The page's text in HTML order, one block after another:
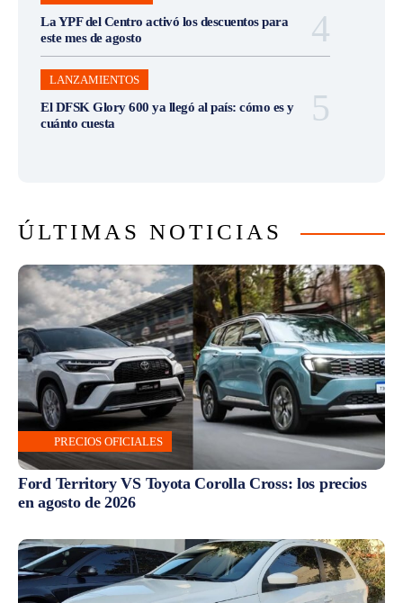
La YPF del Centro activó los descuentos para
este mes de agosto
LANZAMIENTOS
El DFSK Glory 600 ya llegó al país: cómo es y
cuánto cuesta
ÚLTIMAS NOTICIAS
PRECIOS OFICIALES
Ford Territory VS Toyota Corolla Cross: los precios
en agosto de 2026